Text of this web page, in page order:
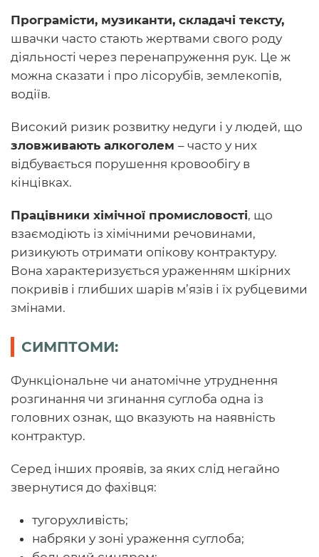
Програмісти, музиканти, складачі тексту,
швачки часто стають жертвами свого роду
діяльності через перенапруження рук. Це ж
можна сказати і про лісорубів, землекопів,
водіїв.
Високий ризик розвитку недуги і у людей, що
зловживають алкоголем – часто у них
відбувається порушення кровообігу в
кінцівках.
Працівники хімічної промисловості, що
взаємодіють із хімічними речовинами,
ризикують отримати опікову контрактуру.
Вона характеризується ураженням шкірних
покривів і глибших шарів м’язів і їх рубцевими
змінами.
СИМПТОМИ:
Функціональне чи анатомічне утруднення
розгинання чи згинання суглоба одна із
головних ознак, що вказують на наявність
контрактур.
Серед інших проявів, за яких слід негайно
звернутися до фахівця:
тугорухливість;
набряки у зоні ураження суглоба;